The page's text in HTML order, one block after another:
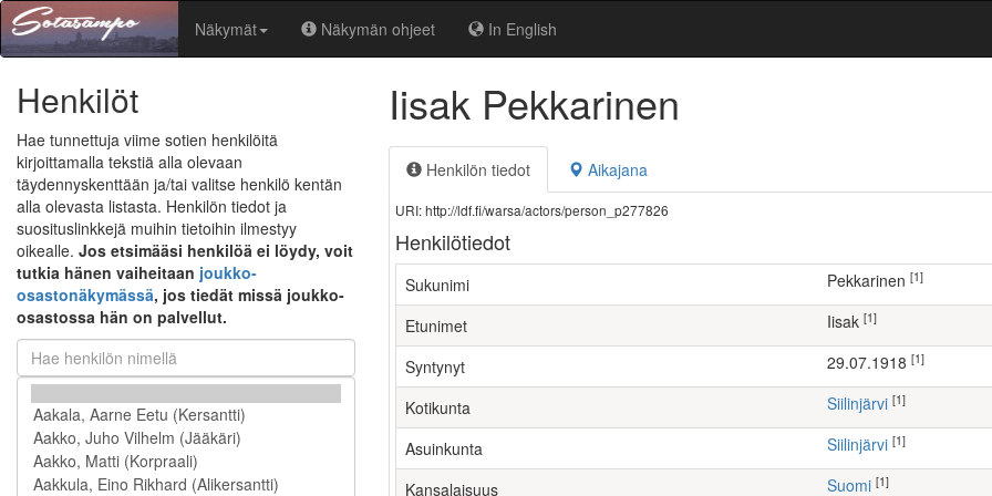
Näkymät Näkymän ohjeet In English
Henkilöt
Hae tunnettuja viime sotien henkilöitä
kirjoittamalla tekstiä alla olevaan
täydennyskenttään ja/tai valitse henkilö kentän
alla olevasta listasta. Henkilön tiedot ja
suosituslinkkejä muihin tietoihin ilmestyy
oikealle. Jos etsimääsi henkilöä ei löydy, voit
tutkia hänen vaiheitaan joukko-
osastonäkymässä, jos tiedät missä joukko-
osastossa hän on palvellut.
Iisak Pekkarinen
Henkilön tiedot Aikajana
URI: http://ldf.fi/warsa/actors/person_p277826
Henkilötiedot
Sukunimi Pekkarinen [1]
Etunimet Iisak [1]
Syntynyt 29.07.1918 [1]
Kotikunta Siilinjärvi [1]
Asuinkunta Siilinjärvi [1]
Kansalaisuus Suomi [1]